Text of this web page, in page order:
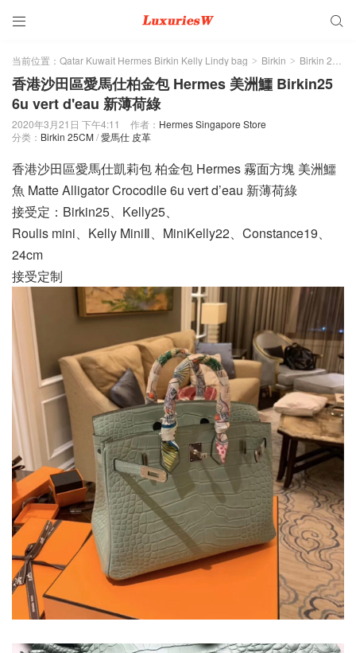
 
当前位置： Qatar Kuwait Hermes Birkin Kelly Lindy bag > Birkin > Birkin 25CM
香港沙田區愛馬仕柏金包 Hermes 美洲鱷 Birkin25
6u vert d'eau 新薄荷綠
2020年3月21日 下午4:11 作者： Hermes Singapore Store
分类： Birkin 25CM/愛馬仕 皮革
香港沙田區愛馬仕凱莉包 柏金包 Hermes 霧面方塊 美洲鱷
魚 Matte Alligator Crocodile 6u vert d’eau 新薄荷綠
接受定：Birkin25、Kelly25、
Roulis mini、Kelly MiniⅡ、MiniKelly22、Constance19、
24cm
接受定制